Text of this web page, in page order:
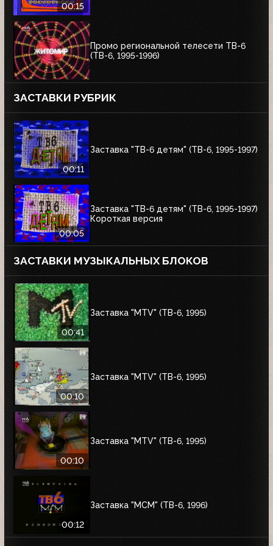
00:15
Промо региональной телесети ТВ-6
(ТВ-6, 1995-1996)
ЗАСТАВКИ РУБРИК
00:11
Заставка "ТВ-6 детям" (ТВ-6, 1995-1997)
00:05
Заставка "ТВ-6 детям" (ТВ-6, 1995-1997)
Короткая версия
ЗАСТАВКИ МУЗЫКАЛЬНЫХ БЛОКОВ
00:41
Заставка "MTV" (ТВ-6, 1995)
00:10
Заставка "MTV" (ТВ-6, 1995)
00:10
Заставка "MTV" (ТВ-6, 1995)
00:12
Заставка "MCM" (ТВ-6, 1996)